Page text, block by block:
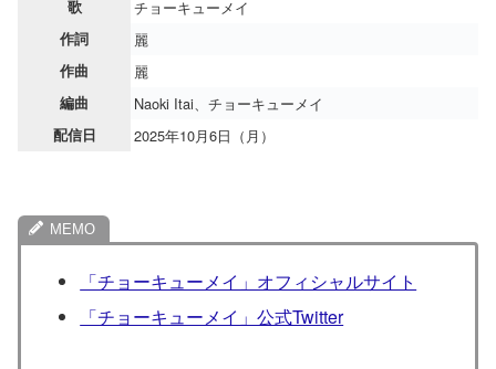
歌 チョーキューメイ
作詞 麗
作曲 麗
編曲 Naoki Itai、チョーキューメイ
配信日 2025年10月6日（月）
「チョーキューメイ」オフィシャルサイト
「チョーキューメイ」公式Twitter